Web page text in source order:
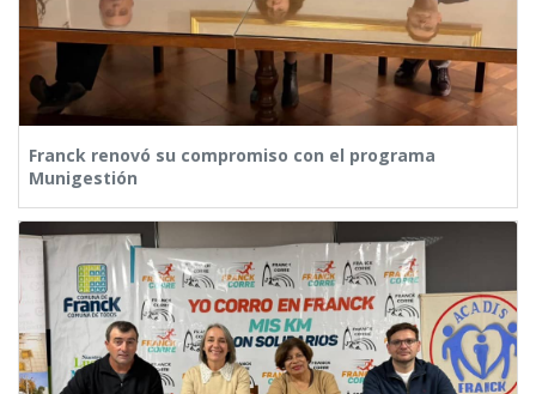
Franck renovó su compromiso con el programa
Munigestión